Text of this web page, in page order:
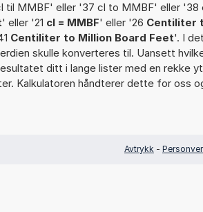
til MMBF' eller '37 cl to MMBF' eller '38
' eller '21 cl = MMBF' eller '26 Centiliter
Centiliter to Million Board Feet'. I
skulle konverteres til. Uansett
ditt i lange lister med en rekke
Kalkulatoren håndterer dette for oss
Avtrykk -